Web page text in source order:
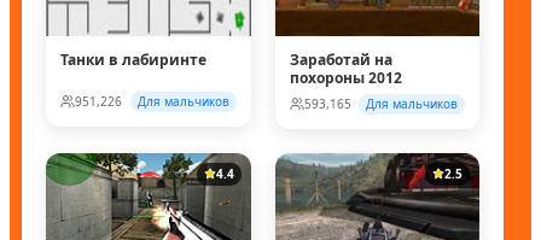
Танки в лабиринте
951,226 Для мальчиков
Заработай на
похороны 2012
593,165 Для мальчиков
4.4 2.5